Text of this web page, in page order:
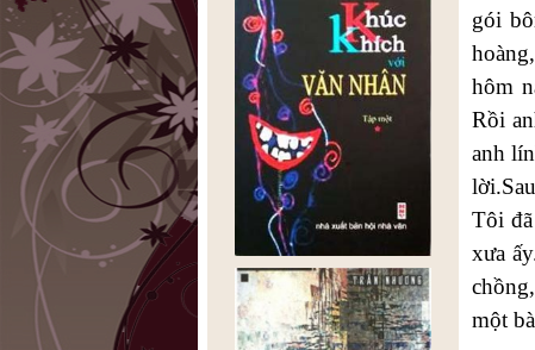
gói
hôm
Rồi
anh
Tôi
xưa
một